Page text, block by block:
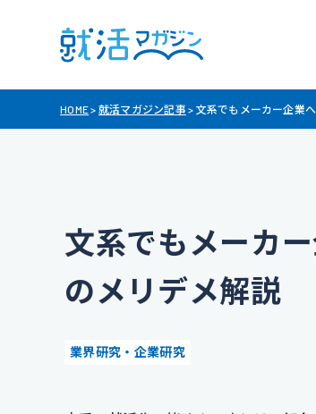
HOME> 就活マガジン記事 > 文系でもメーカー企業
文系でもメーカ
のメリデメ解説
業界研究・企業研究